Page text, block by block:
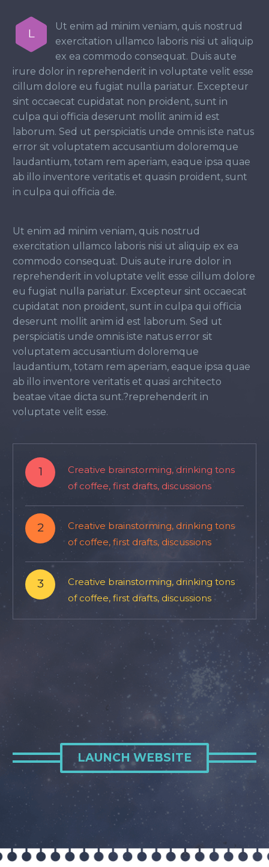
L
Ut enim ad minim veniam, quis nostrud
exercitation ullamco laboris nisi ut aliquip
ex ea commodo consequat. Duis aute
irure dolor in reprehenderit in voluptate velit esse
cillum dolore eu fugiat nulla pariatur. Excepteur
sint occaecat cupidatat non proident, sunt in
culpa qui officia deserunt mollit anim id est
laborum. Sed ut perspiciatis unde omnis iste natus
error sit voluptatem accusantium doloremque
laudantium, totam rem aperiam, eaque ipsa quae
ab illo inventore veritatis et quasin proident, sunt
in culpa qui officia de.
Ut enim ad minim veniam, quis nostrud
exercitation ullamco laboris nisi ut aliquip ex ea
commodo consequat. Duis aute irure dolor in
reprehenderit in voluptate velit esse cillum dolore
eu fugiat nulla pariatur. Excepteur sint occaecat
cupidatat non proident, sunt in culpa qui officia
deserunt mollit anim id est laborum. Sed ut
perspiciatis unde omnis iste natus error sit
voluptatem accusantium doloremque
laudantium, totam rem aperiam, eaque ipsa quae
ab illo inventore veritatis et quasi architecto
beatae vitae dicta sunt.?reprehenderit in
voluptate velit esse.
1
Creative brainstorming, drinking tons
of coffee, first drafts, discussions
2
Creative brainstorming, drinking tons
of coffee, first drafts, discussions
3
Creative brainstorming, drinking tons
of coffee, first drafts, discussions
LAUNCH WEBSITE